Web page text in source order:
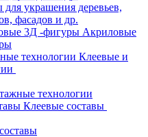
для украшения деревьев,
фасадов и др.
Акриловые
Клеевые и
технологии
Клеевые составы